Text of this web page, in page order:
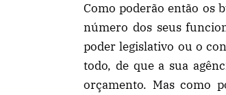
Como poderão então os
número dos seus
poder legislativo ou o
todo, de que a sua
orçamento. Mas como